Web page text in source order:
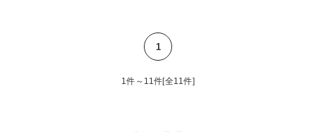
1
1件～11件[全11件]